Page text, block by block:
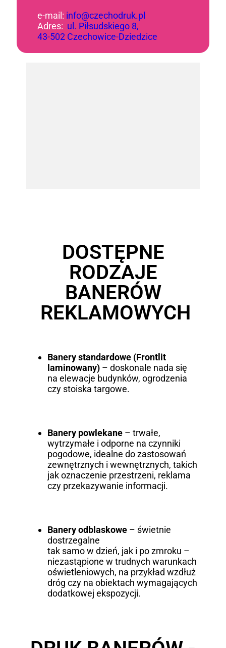
e-mail: info@czechodruk.pl
Adres: ul. Piłsudskiego 8,
43-502 Czechowice-Dziedzice
DOSTĘPNE
RODZAJE
BANERÓW
REKLAMOWYCH
Banery standardowe (Frontlit
laminowany)– doskonale nada się
na elewacje budynków, ogrodzenia
czy stoiska targowe.
Banery powlekane– trwałe,
wytrzymałe i odporne na czynniki
pogodowe, idealne do zastosowań
zewnętrznych i wewnętrznych, takich
jak oznaczenie przestrzeni, reklama
czy przekazywanie informacji.
Banery odblaskowe– świetnie
dostrzegalne
tak samo w dzień, jak i po zmroku –
niezastąpione w trudnych warunkach
oświetleniowych, na przykład wzdłuż
dróg czy na obiektach wymagających
dodatkowej ekspozycji.